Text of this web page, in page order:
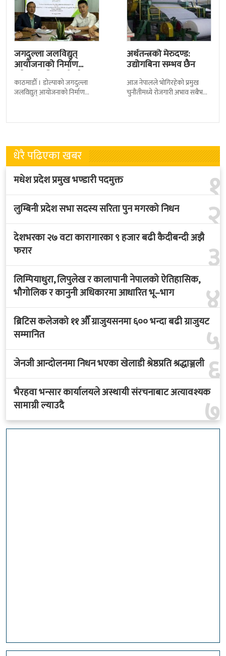
जगदुल्ला जलविद्युत्
आयोजनाको निर्माण
प्रक्रिया अघि बढ्यो : ठेक्का
सम्झौतामा…
काठमाडाैँ । डोल्पाको जगदुल्ला
जलविद्युत् आयोजनाको निर्माण
निर्माणसम्बन्धी द्विपक्षीय सम्झौतामा
अर्थतन्त्रको मेरुदण्ड:
उद्योगबिना सम्भव छैन
आज नेपालले भोगिरहेको प्रमुख
चुनौतीमध्ये रोजगारी अभाव सबैभन्दा
क्रम बढ्दो
धेरै पढिएका खबर
१
मधेश प्रदेश प्रमुख भण्डारी पदमुक्त
२
लुम्बिनी प्रदेश सभा सदस्य सरिता पुन मगरको निधन
३
देशभरका २७ वटा कारागारका ९ हजार बढी कैदीबन्दी अझै
फरार
४
लिम्पियाधुरा, लिपुलेख र कालापानी नेपालको ऐतिहासिक,
भौगोलिक र कानुनी अधिकारमा आधारित भू–भाग
५
ब्रिटिस कलेजको ११ औँ ग्राजुयसनमा ६०० भन्दा बढी ग्राजुयट
सम्मानित
६
जेनजी आन्दोलनमा निधन भएका खेलाडी श्रेष्ठप्रति श्रद्धाञ्जली
७
भैरहवा भन्सार कार्यालयले अस्थायी संरचनाबाट अत्यावश्यक
सामाग्री ल्याउदै